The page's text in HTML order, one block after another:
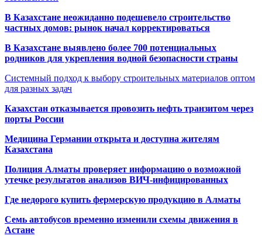
В Казахстане неожиданно подешевело строительство
частных домов: рынок начал корректироваться
В Казахстане выявлено более 700 потенциальных
родников для укрепления водной безопасности страны
Системный подход к выбору строительных материалов оптом
для разных задач
Казахстан отказывается провозить нефть транзитом через
порты России
Медицина Германии открыта и доступна жителям
Казахстана
Полиция Алматы проверяет информацию о возможной
утечке результатов анализов ВИЧ-инфицированных
Где недорого купить фермерскую продукцию в Алматы
Семь автобусов временно изменили схемы движения в
Астане